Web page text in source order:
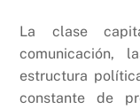
La clase
comunicación,
estructura
constante de